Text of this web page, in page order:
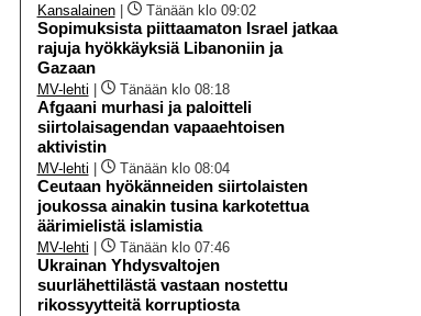
Kansalainen| Tänään klo 09:02
Sopimuksista piittaamaton Israel jatkaa
rajuja hyökkäyksiä Libanoniin ja
Gazaan
MV-lehti Tänään klo 08:18
Afgaani murhasi ja paloitteli
siirtolaisagendan vapaaehtoisen
aktivistin
MV-lehti Tänään klo 08:04
Ceutaan hyökänneiden siirtolaisten
joukossa ainakin tusina karkotettua
äärimielistä islamistia
MV-lehti Tänään klo 07:46
Ukrainan Yhdysvaltojen
suurlähettilästä vastaan nostettu
rikossyytteitä korruptiosta